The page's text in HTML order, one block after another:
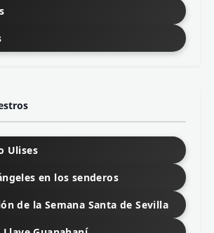
Ulises
en los senderos
de la Semana Santa de Sevilla